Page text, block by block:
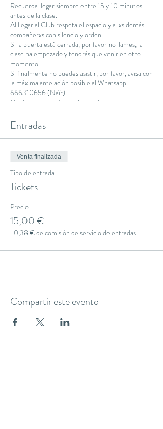
Recuerda llegar siempre entre 15 y 10 minutos
antes de la clase.
Al llegar al Club respeta el espacio y a lxs demás
compañerxs con silencio y orden.
Si la puerta está cerrada, por favor no llames, la
clase ha empezado y tendrás que venir en otro
momento.
Si finalmente no puedes asistir, por favor, avisa con
la máxima antelación posible al Whatsapp
666310656 (Naïr).
Muchas gracias y feliz práctica :)
Entradas
Venta finalizada
Tipo de entrada
Tickets
Precio
15,00 €
+0,38 € de comisión de servicio de entradas
Compartir este evento